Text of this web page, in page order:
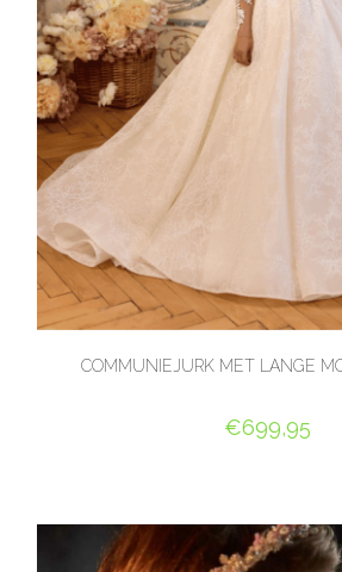
COMMUNIEJURK MET LANGE
€699,95